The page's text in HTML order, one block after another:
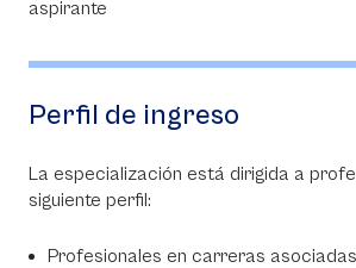
Perfil de ingreso
La especialización está dirigida a
siguiente perfil:
Profesionales en carreras